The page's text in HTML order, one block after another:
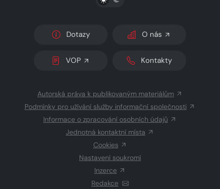
Dotazy O nás
VOP Kontakty
Autorská práva k publikovaným materiálům
Podmínky pro užívání služby informační společnosti
Informace o zpracování osobních údajů
Jednotná kontaktní místa
Cookies
Nastavení soukromí
Inzerce
Redakce